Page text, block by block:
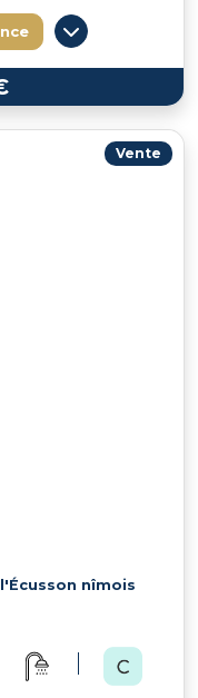
Vente
nîmois